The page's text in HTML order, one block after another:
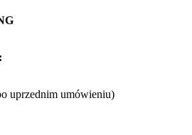
uprzednim umówieniu)